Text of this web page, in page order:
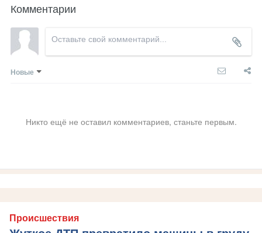
Комментарии
Новые
Никто ещё не оставил комментариев, станьте первым.
Происшествия